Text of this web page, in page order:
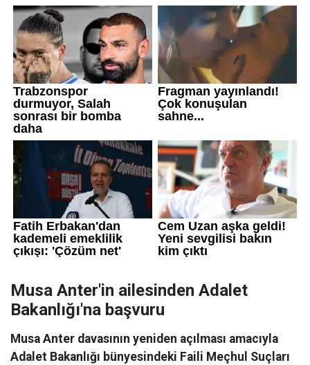
Musa Anter'in ailesinden Adalet
Bakanlığı'na başvuru
Musa Anter davasının yeniden açılması amacıyla
Adalet Bakanlığı bünyesindeki Faili Meçhul Suçları